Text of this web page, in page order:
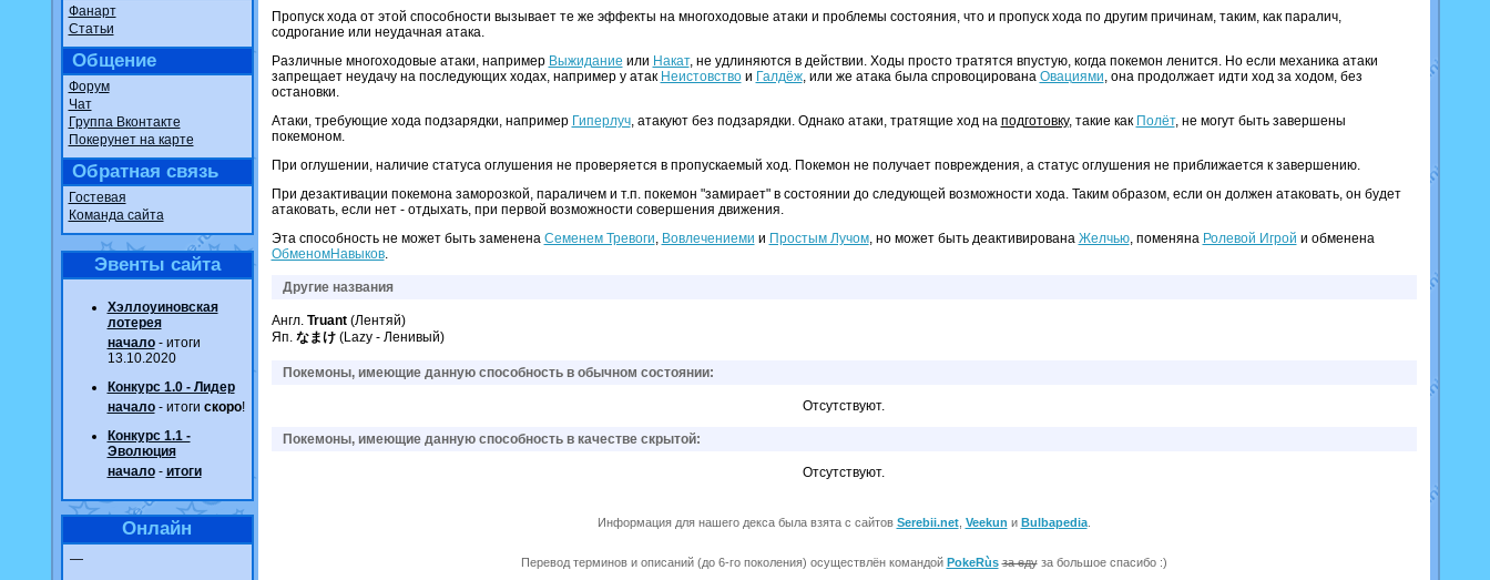
Фанарт
Статьи
Общение
Форум
Чат
Группа Вконтакте
Покерунет на карте
Обратная связь
Гостевая
Команда сайта
Эвенты сайта
Хэллоуиновская
лотерея
начало- итоги
13.10.2020
Конкурс 1.0 - Лидер
начало- итоги скоро!
Конкурс 1.1 -
Эволюция
начало- итоги
Онлайн
—
Пропуск хода от этой способности вызывает те же эффекты на многоходовые атаки и проблемы состояния, что и пропуск хода по другим причинам, таким, как паралич,
содрогание или неудачная атака.
Различные многоходовые атаки, например Выжидание или Накат, не удлиняются в действии. Ходы просто тратятся впустую, когда покемон ленится. Но если механика атаки
запрещает неудачу на последующих ходах, например у атак Неистовствои Галдёж, или же атака была спровоцирована Овациями, она продолжает идти ход за ходом, без
остановки.
Атаки, требующие хода подзарядки, например Гиперлуч, атакуют без подзарядки. Однако атаки, тратящие ход на подготовку, такие как Полёт, не могут быть завершены
покемоном.
При оглушении, наличие статуса оглушения не проверяется в пропускаемый ход. Покемон не получает повреждения, а статус оглушения не приближается к завершению.
При дезактивации покемона заморозкой, параличем и т.п. покемон "замирает" в состоянии до следующей возможности хода. Таким образом, если он должен атаковать, он будет
атаковать, если нет - отдыхать, при первой возможности совершения движения.
Эта способность не может быть заменена Семенем Тревоги, Вовлечениеми и Простым Лучом, но может быть деактивирована Желчью, поменяна Ролевой Игрой и обменена
ОбменомНавыков.
Другие названия
Англ. Truant(Лентяй)
Яп. なまけ(Lazy - Ленивый)
Покемоны, имеющие данную способность в обычном состоянии:
Отсутствуют.
Покемоны, имеющие данную способность в качестве скрытой:
Отсутствуют.
Информация для нашего декса была взята с сайтов Serebii.net, Veekun и Bulbapedia.
Перевод терминов и описаний (до 6-го поколения) осуществлён командой PokeRùs за едуза большое спасибо :)